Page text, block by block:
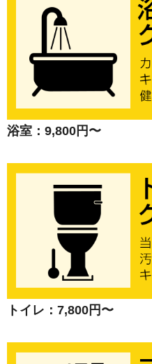
浴室：9,800円〜
トイレ：7,800円〜